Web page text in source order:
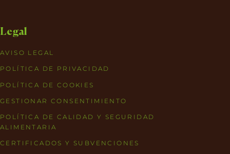
Legal
AVISO LEGAL
POLÍTICA DE PRIVACIDAD
POLÍTICA DE COOKIES
GESTIONAR CONSENTIMIENTO
POLÍTICA DE CALIDAD Y SEGURIDAD
ALIMENTARIA
CERTIFICADOS Y SUBVENCIONES